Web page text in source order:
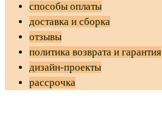
способы оплаты
доставка и сборка
отзывы
политика возврата и гарантия
дизайн-проекты
рассрочка